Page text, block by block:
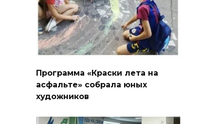
Программа «Краски лета на
асфальте» собрала юных
художников